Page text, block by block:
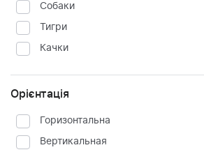
Cобаки
Тигри
Качки
Орієнтація
Горизонтальна
Вертикальная